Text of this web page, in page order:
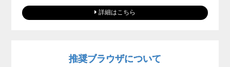
詳細はこちら
推奨ブラウザについて